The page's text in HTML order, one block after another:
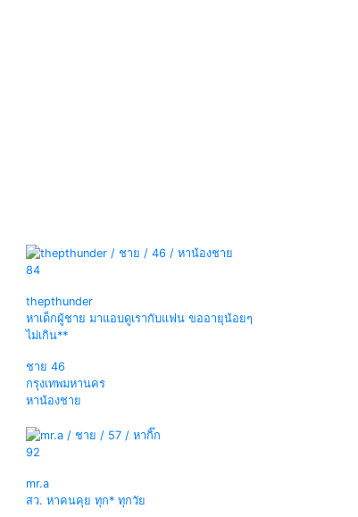
84
thepthunder
หาเด็กผู้ชาย มาแอบดูเรากับแฟน ขออายุน้อยๆ
ไม่เกิน**
ชาย 46
กรุงเทพมหานคร
หาน้องชาย
92
mr.a
สว. หาคนคุย ทุก* ทุกวัย